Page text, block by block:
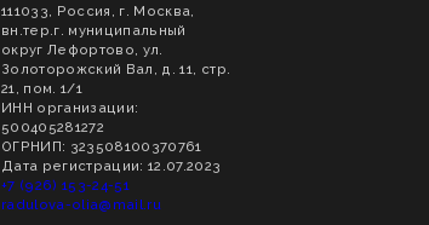
111033, Россия, г. Москва,
вн.тер.г. муниципальный
округ Лефортово, ул.
Золоторожский Вал, д. 11, стр.
21, пом. 1/1
ИНН организации:
500405281272
ОГРНИП: 323508100370761
Дата регистрации: 12.07.2023
+7 (926) 153-24-51
radulova-olia@mail.ru